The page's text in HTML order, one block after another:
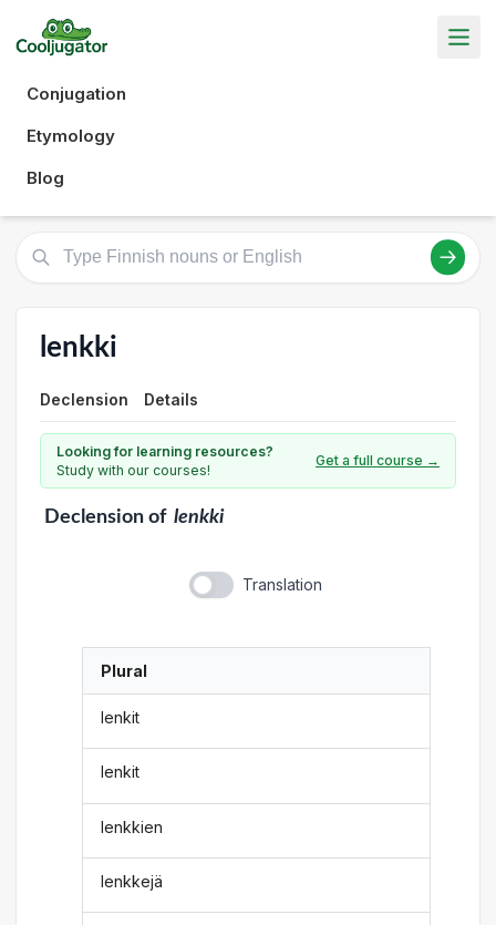
Conjugation
Etymology
Blog
lenkki
Declension Details
Looking for learning resources?
Study with our courses!
Get a full course →
Declensionof lenkki
Translation
Plural
lenkit
lenkit
lenkkien
lenkkejä